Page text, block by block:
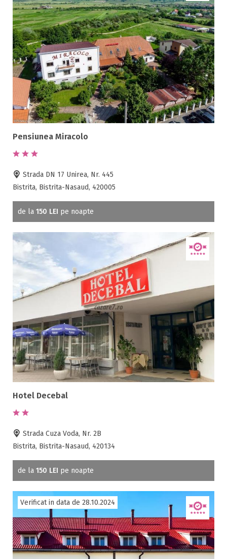
Pensiunea Miracolo
Strada DN 17 Unirea, Nr. 445
Bistrita, Bistrita-Nasaud, 420005
de la 150 LEI pe noapte
Hotel Decebal
Strada Cuza Voda, Nr. 2B
Bistrita, Bistrita-Nasaud, 420134
de la 150 LEI pe noapte
Verificat in data de 28.10.2024